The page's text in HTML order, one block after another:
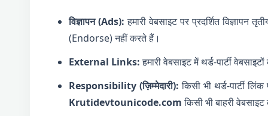
विज्ञापन (Ads): हमारी वेबसाइट पर प्रदर्शित विज्ञापन
(Endorse) नहीं करते हैं।
External Links:हमारी वेबसाइट में थर्ड-पार्टी
Responsibility (ज़िम्मेदारी): किसी भी थर्ड-पार्टी
Krutidevtounicode.comकिसी भी बाहरी